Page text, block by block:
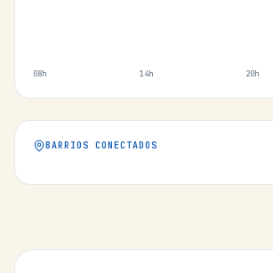
08h 14h 20h
BARRIOS CONECTADOS